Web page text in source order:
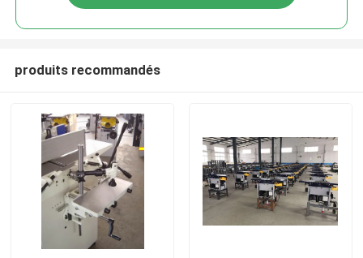
produits recommandés